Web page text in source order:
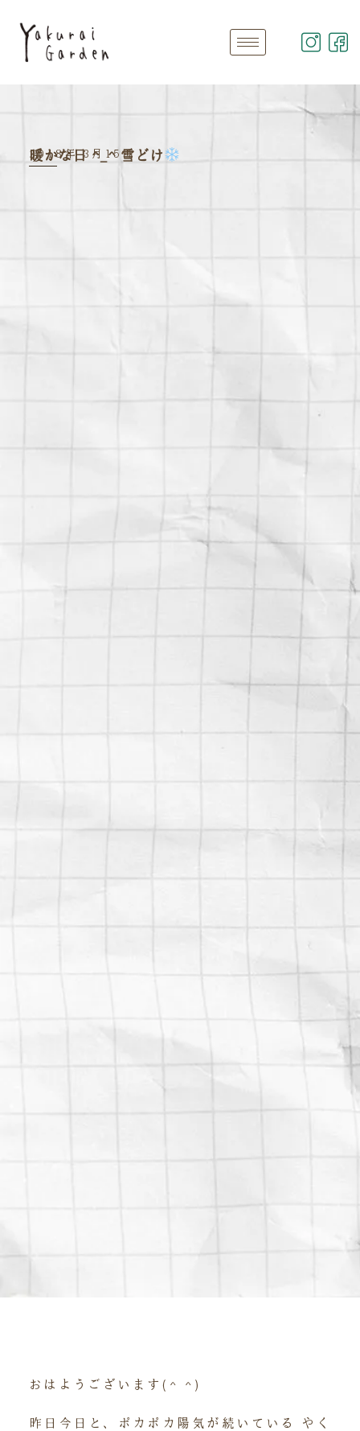
2018年 3月15日
暖かな日 ^_^ 雪どけ
おはようございます(^ ^)
昨日今日と、ポカポカ陽気が続いている やく